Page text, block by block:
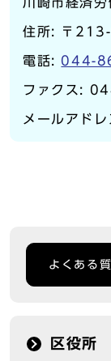
住所: 〒
電話: 044-
ファクス:
メールアドレ
よくある
区役所